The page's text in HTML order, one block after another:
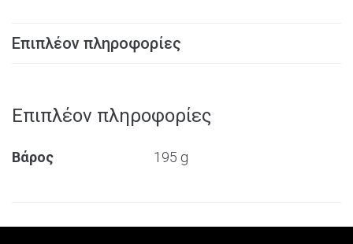
Επιπλέον πληροφορίες
Επιπλέον πληροφορίες
Βάρος 195 g